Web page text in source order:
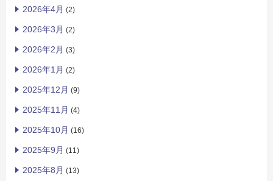
2026年4月 (2)
2026年3月 (2)
2026年2月 (3)
2026年1月 (2)
2025年12月 (9)
2025年11月 (4)
2025年10月 (16)
2025年9月 (11)
2025年8月 (13)